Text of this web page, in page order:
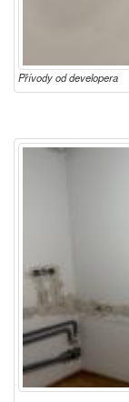
Přívody od developera